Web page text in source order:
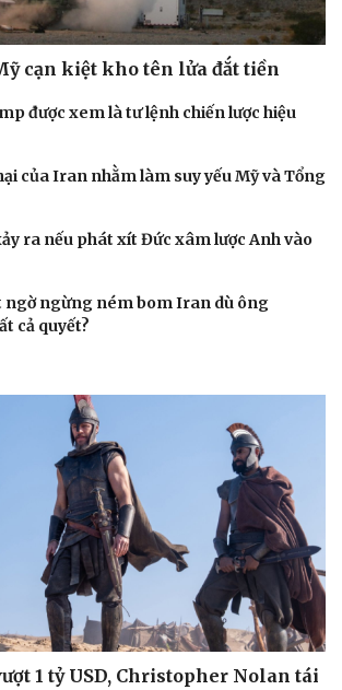
cạn kiệt kho tên lửa đắt tiền
được xem là tư lệnh chiến lược hiệu
của Iran nhằm làm suy yếu Mỹ và Tổng
ra nếu phát xít Đức xâm lược Anh vào
ngờ ngừng ném bom Iran dù ông
cả quyết?
1 tỷ USD, Christopher Nolan tái